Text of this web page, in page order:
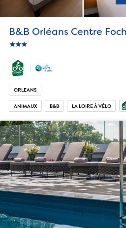
B&B Orléans Centre Foch
ic_star
ORLEANS
ANIMAUX B&B LA LOIRE À VÉLO